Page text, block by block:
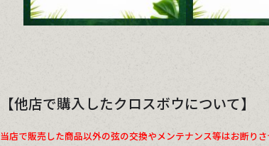
【他店で購入したクロスボウについて】
当店で販売した商品以外の弦の交換やメンテナンス等はお断りさ